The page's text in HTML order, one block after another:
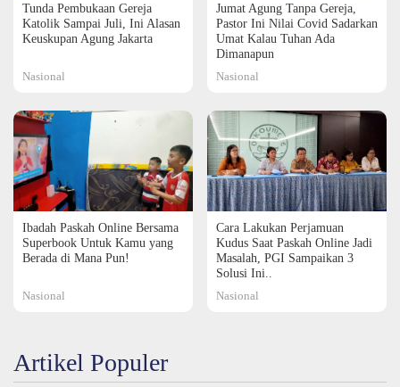
Tunda Pembukaan Gereja
Katolik Sampai Juli, Ini Alasan
Keuskupan Agung Jakarta
Nasional
Jumat Agung Tanpa Gereja,
Pastor Ini Nilai Covid Sadarkan
Umat Kalau Tuhan Ada
Dimanapun
Nasional
Ibadah Paskah Online Bersama
Superbook Untuk Kamu yang
Berada di Mana Pun!
Nasional
Cara Lakukan Perjamuan
Kudus Saat Paskah Online Jadi
Masalah, PGI Sampaikan 3
Solusi Ini..
Nasional
Artikel Populer